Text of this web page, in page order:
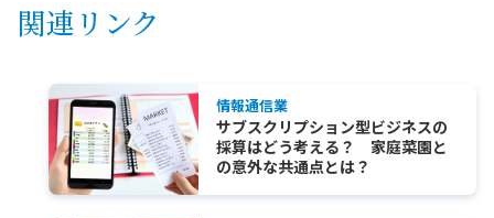
関連リンク
情報通信業
サブスクリプション型ビジネスの
採算はどう考える？ 家庭菜園と
の意外な共通点とは？